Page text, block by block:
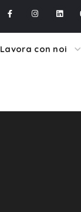
Lavora con noi